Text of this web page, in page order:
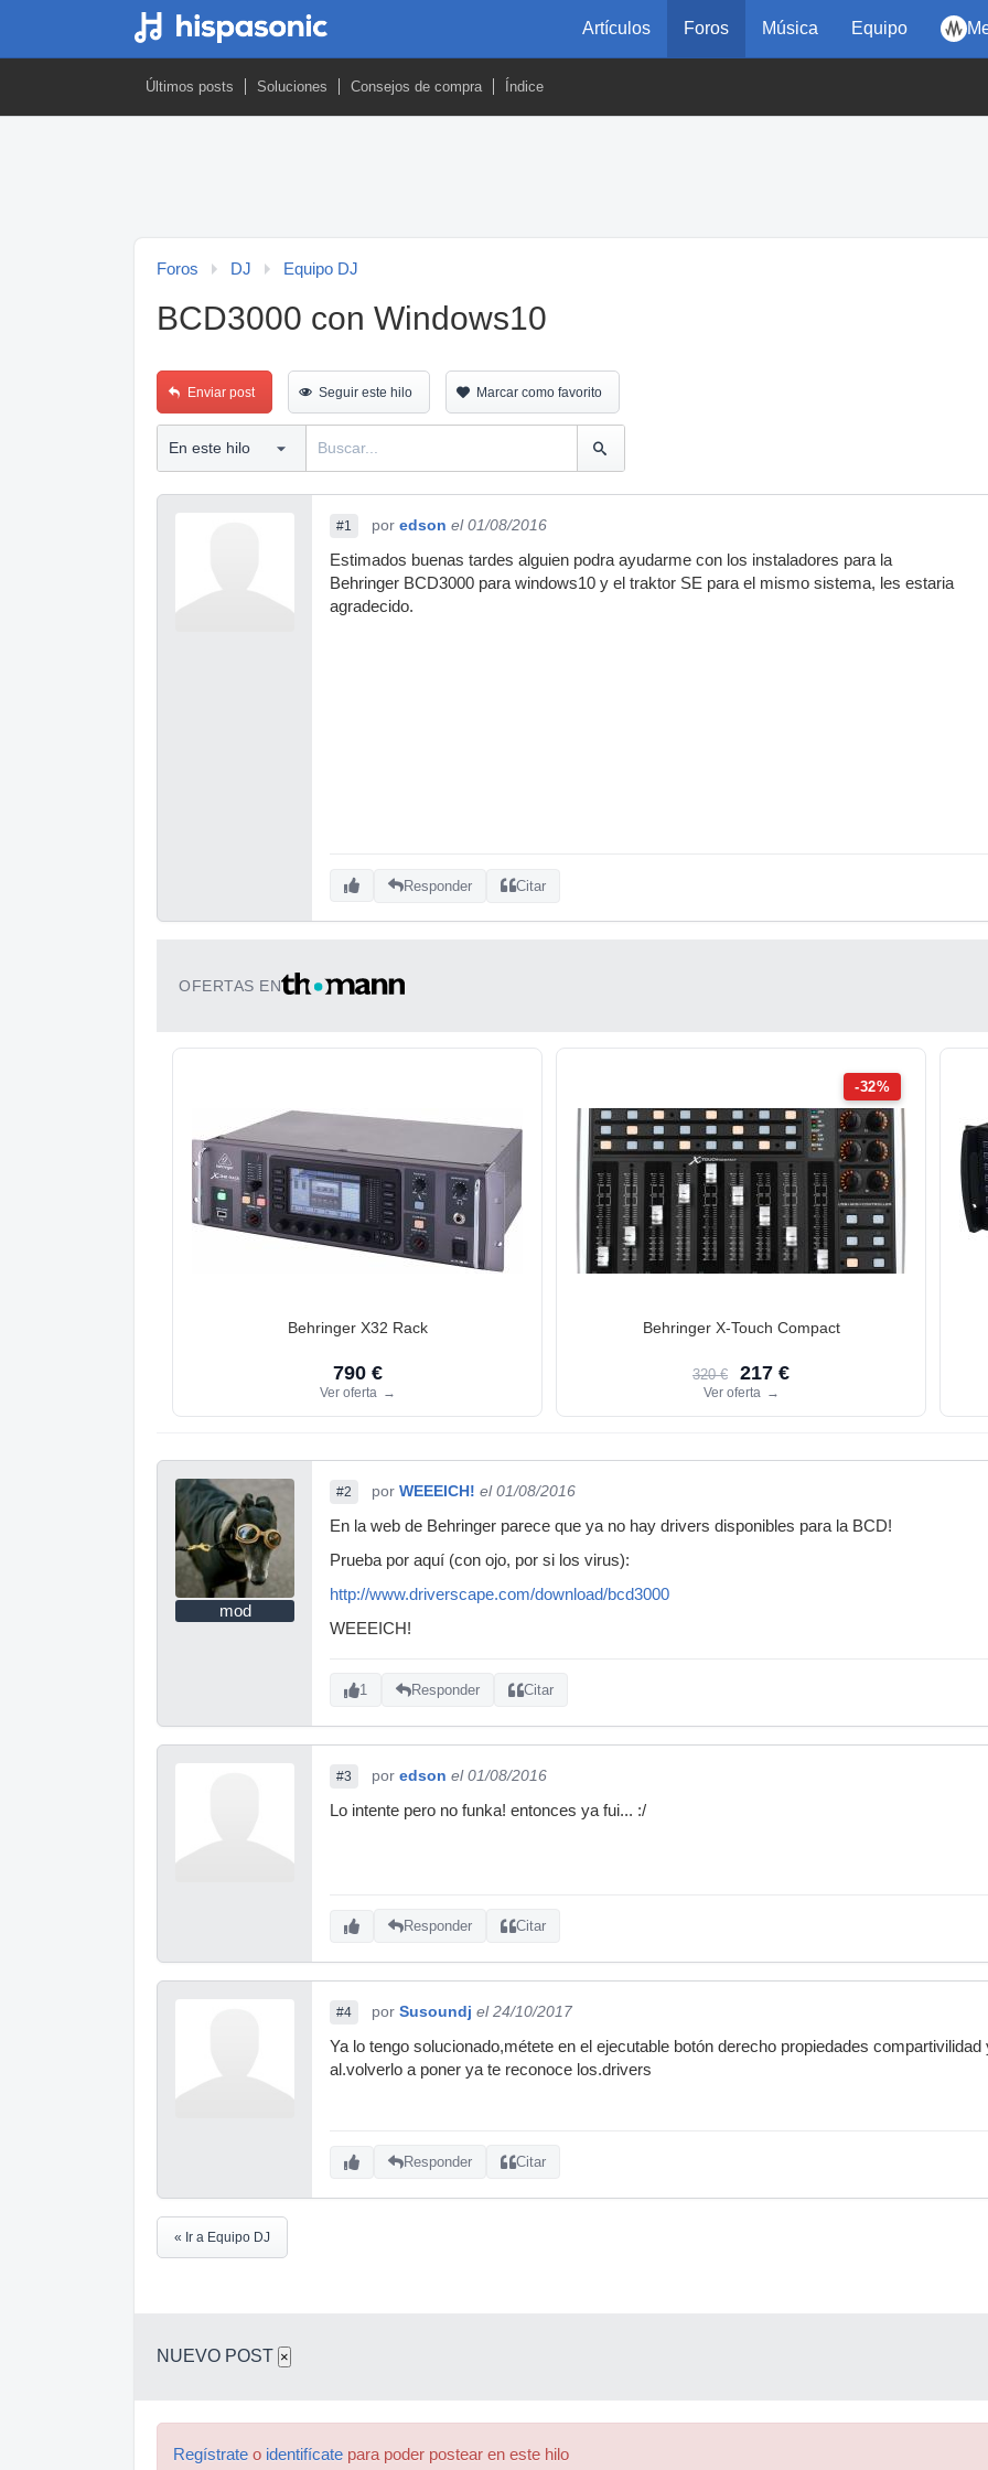
Artículos Foros Música Equipo
Últimos posts Soluciones Consejos de compra Índice
Foros DJ Equipo DJ
BCD3000 con Windows10
Enviar post Seguir este hilo Marcar como favorito
#1 por edson el 01/08/2016
Estimados buenas tardes alguien podra ayudarme con los instaladores para la
Behringer BCD3000 para windows10 y el traktor SE para el mismo sistema, les estaria
agradecido.
Responder Citar
OFERTAS EN
Behringer X32 Rack
790 €
Ver oferta →
-32%
Behringer X-Touch Compact
320 € 217 €
Ver oferta →
mod
#2 por WEEEICH! el 01/08/2016
En la web de Behringer parece que ya no hay drivers disponibles para la BCD!
Prueba por aquí (con ojo, por si los virus):
http://www.driverscape.com/download/bcd3000
WEEEICH!
1 Responder Citar
#3 por edson el 01/08/2016
Lo intente pero no funka! entonces ya fui... :/
Responder Citar
#4 por Susoundj el 24/10/2017
Ya lo tengo solucionado,métete en el ejecutable botón derecho propiedades
al.volverlo a poner ya te reconoce los.drivers
Responder Citar
« Ir a Equipo DJ
NUEVO POST ×
Regístrate o identifícate para poder postear en este hilo